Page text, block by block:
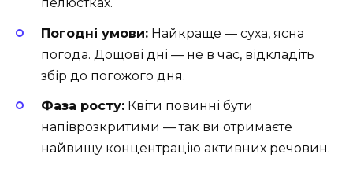
пелюстках.
Погодні умови: Найкраще — суха, ясна
погода. Дощові дні — не в час, відкладіть
збір до погожого дня.
Фаза росту: Квіти повинні бути
напіврозкритими — так ви отримаєте
найвищу концентрацію активних речовин.